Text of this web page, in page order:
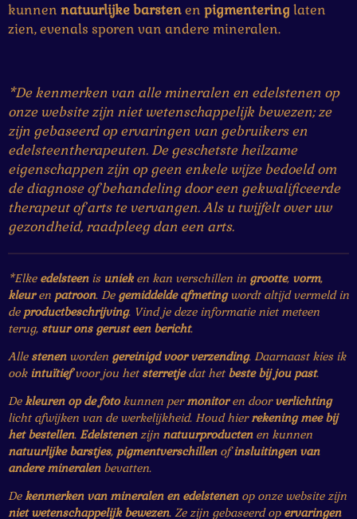
kunnen natuurlijkebarstenen pigmentering laten
zien, evenals sporen van andere mineralen.
*De kenmerken van alle mineralen en edelstenen op
onze website zijn niet wetenschappelijk bewezen; ze
zijn gebaseerd op ervaringen van gebruikers en
edelsteentherapeuten. De geschetste heilzame
eigenschappen zijn op geen enkele wijze bedoeld om
de diagnose of behandeling door een gekwalificeerde
therapeut of arts te vervangen. Als u twijfelt over uw
gezondheid, raadpleeg dan een arts.
*Elke edelsteenis unieken kan verschillen in grootte, vorm,
kleuren patroon. De gemiddelde afmetingwordt altijd vermeld in
de productbeschrijving. Vind je deze informatie niet meteen
terug, stuur ons gerust een bericht.
Alle stenenworden gereinigd voor verzending. Daarnaast kies ik
ook intuïtiefvoor jou het sterretjedat het beste bij jou past.
Dekleuren op de fotokunnen permonitoren doorverlichting
licht afwijken van de werkelijkheid. Houd hierrekening mee bij
het bestellen. Edelstenenzijn natuurproductenen kunnen
natuurlijke barstjes, pigmentverschillenofinsluitingen van
andere mineralenbevatten.
Dekenmerken van mineralen en edelstenenop onze website zijn
niet wetenschappelijk bewezen. Ze zijn gebaseerd op ervaringen